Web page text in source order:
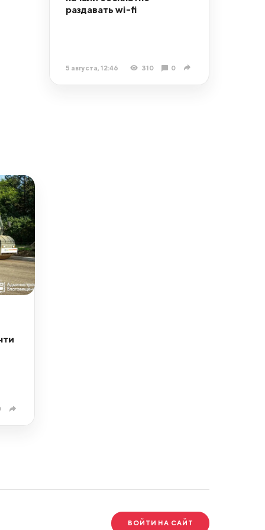
раздавать wi-fi
5 августа, 12:46 310 0
ВОЙТИ НА САЙТ